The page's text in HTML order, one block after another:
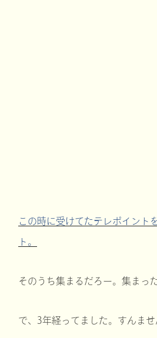
この時に受けてたテレポイント
ト。
そのうち集まるだろー。集まっ
で、3年経ってました。すんませ